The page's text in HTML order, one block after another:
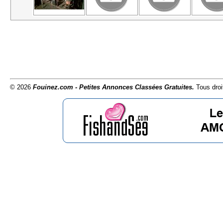
© 2026 Fouinez.com - Petites Annonces Classées Gratuites. Tous